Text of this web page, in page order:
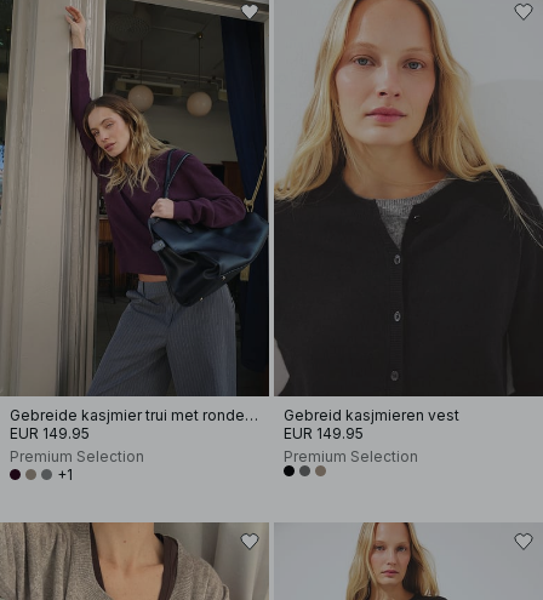
Gebreide kasjmier trui met ronde hals
EUR 149.95
Premium Selection
+1
Gebreid kasjmieren vest
EUR 149.95
Premium Selection